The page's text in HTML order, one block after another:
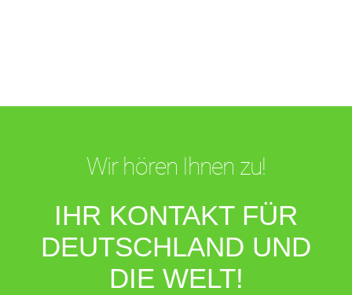
Wir hören Ihnen zu!
IHR KONTAKT FÜR
DEUTSCHLAND UND
DIE WELT!